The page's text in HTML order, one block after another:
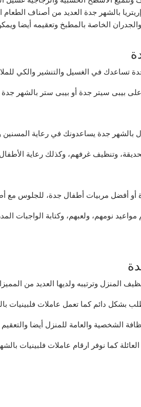
بالشهر جدة العديد من أصناف
الخاصة بالمطبخ وتعقيمه أيضا
تساعدك في الغسيل والتنشير والكي
بيبى سيتر جدة أو بيبى ستر بالشهر جدة
بالشهر جدة يساعدونك في رعاية
وتنظيف غرفهم، وكذلك رعاية
أفضل مربيات أطفال جدة، للجلوس مع
نومهم، ولعبهم، وكتابة الواجبات
المنزل وترتيبه ولديها العديد من
بشكل دائم كما تعمل عاملات فلبينيات
الشخصية والعامة للمنزل أيضا والتعقيم
كما نوفر ارقام عاملات فلبينيات